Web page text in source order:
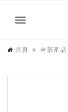
首頁 全部產品